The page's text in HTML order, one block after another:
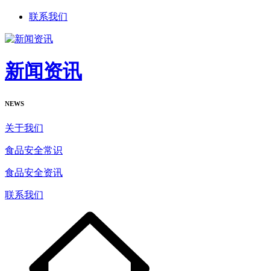
联系我们
新闻资讯
NEWS
关于我们
食品安全常识
食品安全资讯
联系我们